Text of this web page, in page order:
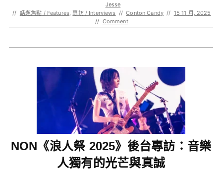
Jesse
// 話題焦點 / Features,專訪 / Interviews // Conton Candy // 15 11 月, 2025
// Comment
NON《浪人祭 2025》後台專訪：音樂
人獨有的光芒與真誠